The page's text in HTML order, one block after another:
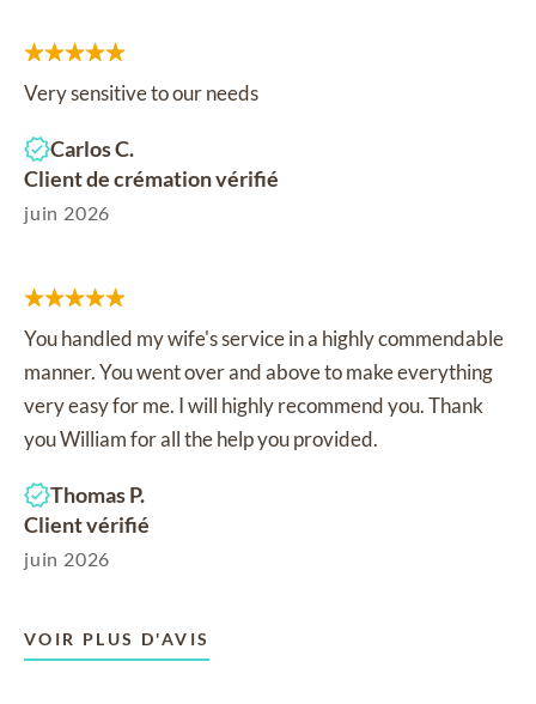
Very sensitive to our needs
Carlos C.
Client de crémation vérifié
juin 2026
You handled my wife's service in a highly commendable
manner. You went over and above to make everything
very easy for me. I will highly recommend you. Thank
you William for all the help you provided.
Thomas P.
Client vérifié
juin 2026
VOIR PLUS D'AVIS